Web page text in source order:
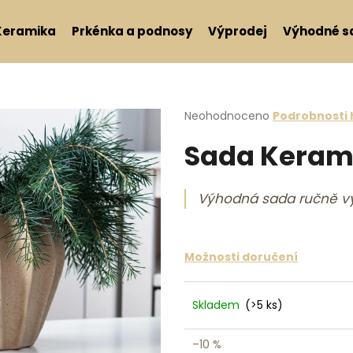
Prkénka a podnosy Výprodej Výhodné
Průměrné hodnocení produktu
Neohodnoceno Podrobnosti
Sada
Výhodná sada ručně
Možnosti doručení
Skladem (>5 ks)
–10 %
HLEDAT
Doporučujeme